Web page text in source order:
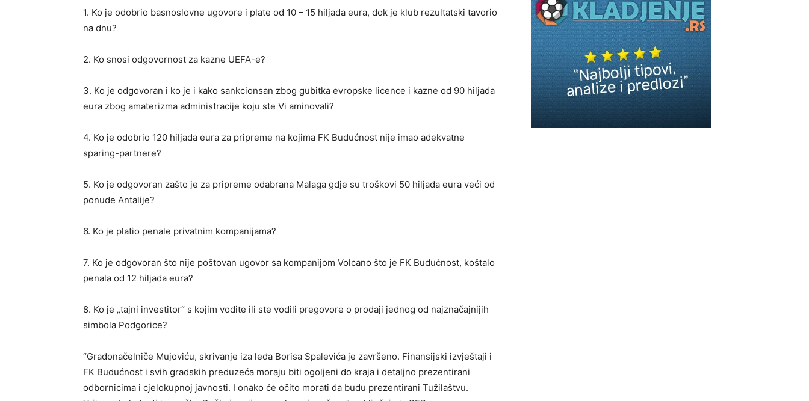
1. Ko je odobrio basnoslovne ugovore i plate od 10 – 15 hiljada eura, dok je klub rezultatski tavorio
na dnu?
2. Ko snosi odgovornost za kazne UEFA-e?
3. Ko je odgovoran i ko je i kako sankcionsan zbog gubitka evropske licence i kazne od 90 hiljada
eura zbog amaterizma administracije koju ste Vi aminovali?
4. Ko je odobrio 120 hiljada eura za pripreme na kojima FK Budućnost nije imao adekvatne
sparing-partnere?
5. Ko je odgovoran zašto je za pripreme odabrana Malaga gdje su troškovi 50 hiljada eura veći od
ponude Antalije?
6. Ko je platio penale privatnim kompanijama?
7. Ko je odgovoran što nije poštovan ugovor sa kompanijom Volcano što je FK Budućnost, koštalo
penala od 12 hiljada eura?
8. Ko je „tajni investitor“ s kojim vodite ili ste vodili pregovore o prodaji jednog od najznačajnijih
simbola Podgorice?
“Gradonačelniče Mujoviću, skrivanje iza leđa Borisa Spalevića je završeno. Finansijski izvještaji i
FK Budućnost i svih gradskih preduzeća moraju biti ogoljeni do kraja i detaljno prezentirani
odbornicima i cjelokupnoj javnosti. I onako će očito morati da budu prezentirani Tužilaštvu.